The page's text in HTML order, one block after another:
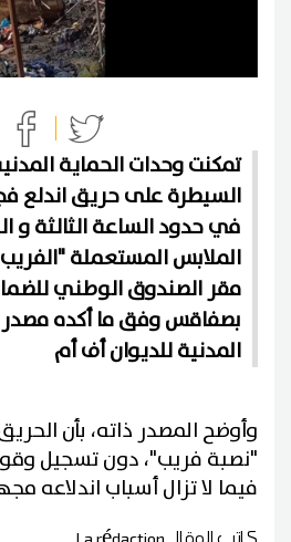
تمكنت وحدات الحماية
السيطرة على حريق اندلع
في حدود الساعة الثالثة
الملابس المستعملة
مقر الصندوق الوطني
بصفاقس وفق ما أكده مصدر
المدنية للديوان أف أم
"نصبة فريب"، دون تسجيل
فيما لا تزال أسباب اندلاعه